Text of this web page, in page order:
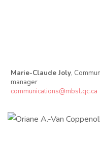
Marie-Claude Joly,
manager
communications@mbsl.qc.ca